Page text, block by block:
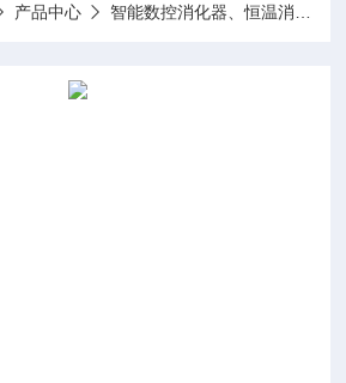
产品中心 智能数控消化器、恒温消解仪、试管加热器、电热板